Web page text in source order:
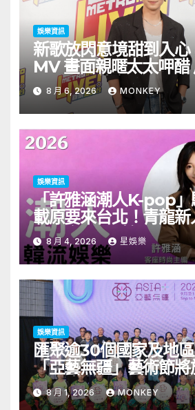
娛樂資訊
新歌放閃意境甜到入心
MV 畫面親暱太太呷醋
一日三場熱血 Busking
8 月 6, 2026 MONKEY
娛樂資訊
「許雅涵潮人K-pop」
載原要來台北！青龍新
見面會8/9開搶
8 月 4, 2026 星娛樂
娛樂資訊
匯聚逾30個國家及地區 第四
「亞藝無疆」藝術節將
行 開幕節目《三角演
出陣容包括王雙駿夥
8 月 1, 2026 MONKEY